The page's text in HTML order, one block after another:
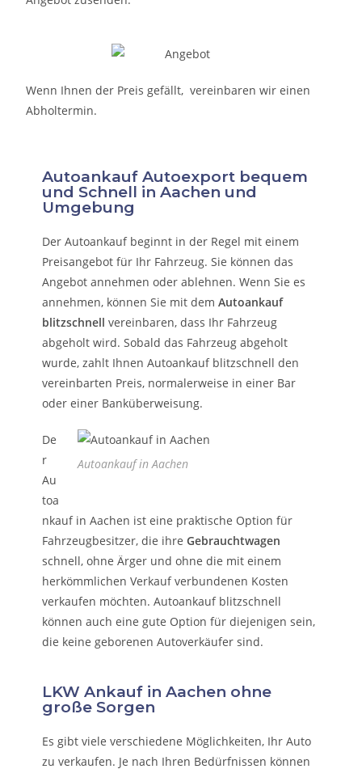
Wenn Ihnen der Preis gefällt, vereinbaren wir einen
Abholtermin.
Autoankauf Autoexport bequem
und Schnell in Aachen und
Umgebung
Der Autoankauf beginnt in der Regel mit einem
Preisangebot für Ihr Fahrzeug. Sie können das
Angebot annehmen oder ablehnen. Wenn Sie es
annehmen, können Sie mit demAutoankauf
blitzschnell vereinbaren, dass Ihr Fahrzeug
abgeholt wird. Sobald das Fahrzeug abgeholt
wurde, zahlt Ihnen Autoankauf blitzschnell den
vereinbarten Preis, normalerweise in einer Bar
oder einer Banküberweisung.
Autoankauf in Aachen
De
r
Au
toa
nkauf in Aachen ist eine praktische Option für
Fahrzeugbesitzer, die ihreGebrauchtwagen
schnell, ohne Ärger und ohne die mit einem
herkömmlichen Verkauf verbundenen Kosten
verkaufen möchten. Autoankauf blitzschnell
können auch eine gute Option für diejenigen sein,
die keine geborenen Autoverkäufer sind.
LKW Ankauf in Aachen ohne
große Sorgen
Es gibt viele verschiedene Möglichkeiten, Ihr Auto
zu verkaufen. Je nach Ihren Bedürfnissen können